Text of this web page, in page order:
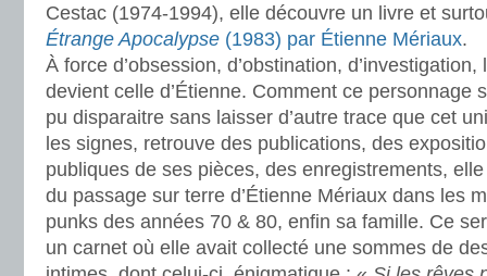
Cestac (1974-1994), elle découvre un livre et
Étrange Apocalypse (1983) par Étienne Mériaux.
À force d’obsession, d’obstination, d’investigation,
devient celle d’Étienne. Comment ce personnage
pu disparaitre sans laisser d’autre trace que cet
les signes, retrouve des publications, des
publiques de ses pièces, des enregistrements,
du passage sur terre d’Étienne Mériaux dans les
punks des années 70 & 80, enfin sa famille. Ce
un carnet où elle avait collecté une sommes de